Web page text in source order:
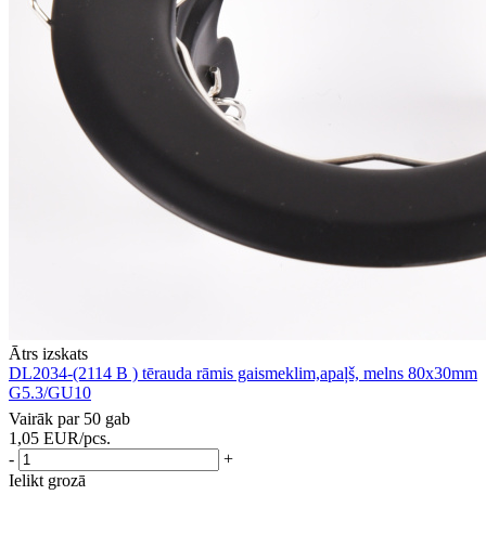
Ātrs izskats
DL2034-(2114 B ) tērauda rāmis gaismeklim,apaļš, melns 80x30mm
G5.3/GU10
Vairāk par 50 gab
1,05 EUR/pcs.
-
+
Ielikt grozā